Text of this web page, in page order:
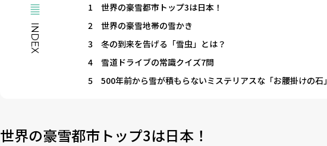
INDEX
1
世界の豪雪都市トップ3は日本！
2
世界の豪雪地帯の雪かき
3
冬の到来を告げる「雪虫」とは？
4
雪道ドライブの常識クイズ7問
5
500年前から雪が積もらないミステリアスな「お腰掛けの石」
世界の豪雪都市トップ3は日本！